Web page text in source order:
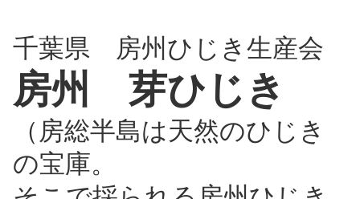
千葉県 房州ひじき生産会
房州 芽ひじき
（房総半島は天然のひじき
の宝庫。